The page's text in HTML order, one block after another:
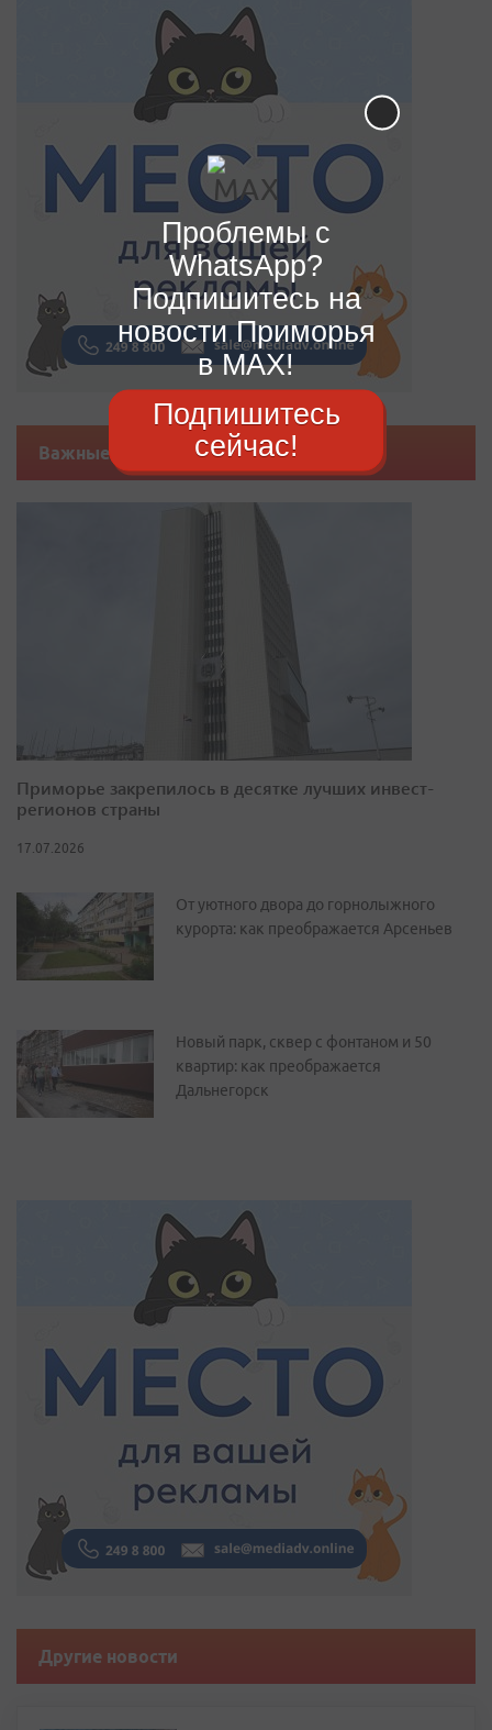
Важные новости
Приморье закрепилось в десятке лучших инвест-
регионов страны
17.07.2026
От уютного двора до горнолыжного
курорта: как преображается Арсеньев
Новый парк, сквер с фонтаном и 50
квартир: как преображается
Дальнегорск
Другие новости
Проблемы с
WhatsApp?
Подпишитесь на
новости Приморья
в MAX!
Подпишитесь
сейчас!